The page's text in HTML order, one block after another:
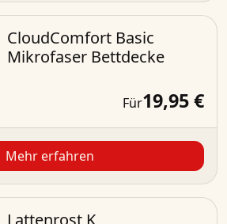
CloudComfort Basic
Mikrofaser Bettdecke
Für19,95 €
Mehr erfahren
Lattenrost K